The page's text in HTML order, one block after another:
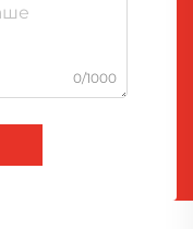
0/1000